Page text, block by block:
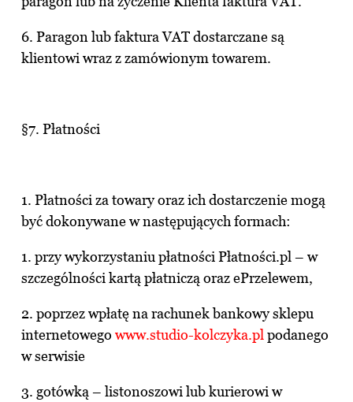
6. Paragon lub faktura VAT dostarczane są
klientowi wraz z zamówionym towarem.
§7. Płatności
1. Płatności za towary oraz ich dostarczenie mogą
być dokonywane w następujących formach:
1. przy wykorzystaniu płatności Płatności.pl – w
szczególności kartą płatniczą oraz ePrzelewem,
2. poprzez wpłatę na rachunek bankowy sklepu
internetowego www.studio-kolczyka.pl podanego
w serwisie
3. gotówką – listonoszowi lub kurierowi w